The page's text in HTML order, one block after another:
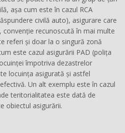
așa cum este în cazul RCA
civilă auto), asigurare care
convenție recunoscută în mai multe
referi și doar la o singură zonă
este cazul asigurării PAD (polița
împotriva dezastrelor
locuința asigurată și astfel
Un alt exemplu este în cazul
teritorialitatea este dată de
obiectul asigurării.